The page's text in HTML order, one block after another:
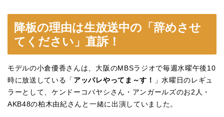
降板の理由は生放送中の「辞めさせ
てください」直訴！
モデルの小倉優香さんは、大阪のMBSラジオで毎週水曜午後10
時に放送している「 アッパレやってま～す！
」水曜日のレギュ
ラーとして、ケンドーコバヤシさん・アンガールズのお2人・
AKB48の柏木由紀さんと一緒に出演していました。